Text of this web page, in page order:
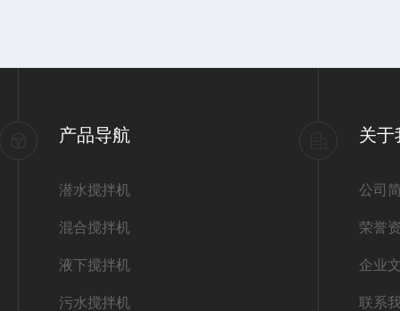
产品导航
潜水搅拌机
混合搅拌机
液下搅拌机
污水搅拌机
关于
公司
荣誉
企业
联系